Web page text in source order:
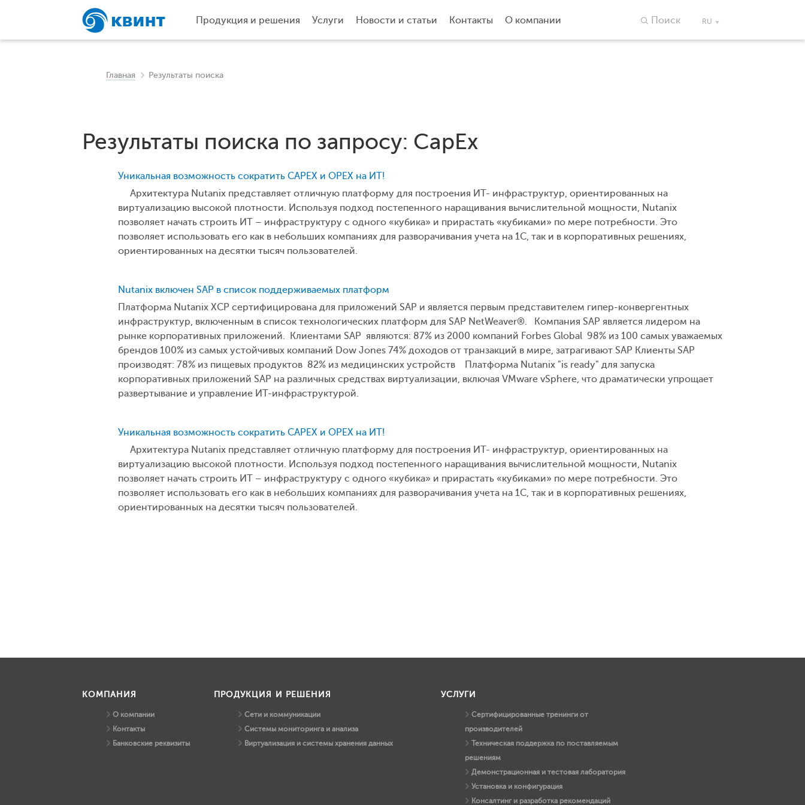
Продукция и решения Услуги Новости и статьи Контакты О компании RU
Поиск
Главная Результаты поиска
Результаты поиска по запросу: CapEx
Уникальная возможность сократить CAPEX и OPEX на ИТ!
Архитектура Nutanix представляет отличную платформу для построения ИТ- инфраструктур, ориентированных на
виртуализацию высокой плотности. Используя подход постепенного наращивания вычислительной мощности, Nutanix
позволяет начать строить ИТ – инфраструктуру с одного «кубика» и прирастать «кубиками» по мере потребности. Это
позволяет использовать его как в небольших компаниях для разворачивания учета на 1С, так и в корпоративных решениях,
ориентированных на десятки тысяч пользователей.
Nutanix включен SAP в список поддерживаемых платформ
Платформа Nutanix XCP сертифицирована для приложений SAP и является первым представителем гипер-конвергентных
инфраструктур, включенным в список технологических платформ для SAP NetWeaver®. Компания SAP является лидером на
рынке корпоративных приложений. Клиентами SAP являются: 87% из 2000 компаний Forbes Global 98% из 100 самых уважаемых
брендов 100% из самых устойчивых компаний Dow Jones 74% доходов от транзакций в мире, затрагивают SAP Клиенты SAP
производят: 78% из пищевых продуктов 82% из медицинских устройств Платформа Nutanix "is ready" для запуска
корпоративных приложений SAP на различных средствах виртуализации, включая VMware vSphere, что драматически упрощает
развертывание и управление ИТ-инфраструктурой.
Уникальная возможность сократить CAPEX и OPEX на ИТ!
Архитектура Nutanix представляет отличную платформу для построения ИТ- инфраструктур, ориентированных на
виртуализацию высокой плотности. Используя подход постепенного наращивания вычислительной мощности, Nutanix
позволяет начать строить ИТ – инфраструктуру с одного «кубика» и прирастать «кубиками» по мере потребности. Это
позволяет использовать его как в небольших компаниях для разворачивания учета на 1С, так и в корпоративных решениях,
ориентированных на десятки тысяч пользователей.
КОМПАНИЯ
О компании
Контакты
Банковские реквизиты
ПРОДУКЦИЯ И РЕШЕНИЯ
Сети и коммуникации
Системы мониторинга и анализа
Виртуализация и системы хранения данных
УСЛУГИ
Сертифицированные тренинги от
производителей
Техническая поддержка по поставляемым
решениям
Демонстрационная и тестовая лаборатория
Установка и конфигурация
Консалтинг и разработка рекомендаций